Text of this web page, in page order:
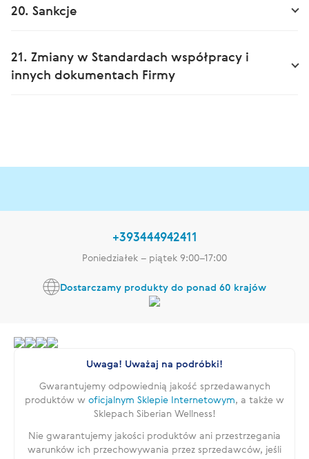
20. Sankcje
21. Zmiany w Standardach współpracy i
innych dokumentach Firmy
+393444942411
Poniedziałek – piątek 9:00–17:00
Dostarczamy produkty do ponad 60 krajów
Uwaga! Uważaj na podróbki!
Gwarantujemy odpowiednią jakość sprzedawanych
produktów w oficjalnym Sklepie Internetowym, a także w
Sklepach Siberian Wellness!
Nie gwarantujemy jakości produktów ani przestrzegania
warunków ich przechowywania przez sprzedawców, jeśli